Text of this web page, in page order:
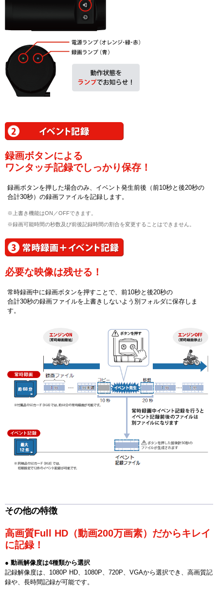
録画ボタンによる
ワンタッチ記録でしっかり保存！
録画ボタンを押した場合のみ、イベント発生前後（前10秒と後20秒の
合計30秒）の録画ファイルを記録します。
※上書き機能はON／OFFできます。
※録画可能時間の秒数及び前後記録時間の割合を変更することはできません。
必要な映像は残せる！
常時録画中に録画ボタンを押すことで、前10秒と後20秒の
合計30秒の録画ファイルを上書きしないよう別フォルダに保存しま
す。
その他の特徴
高画質Full HD（動画200万画素）だからキレイ
に記録！
● 動画解像度は4種類から選択
記録解像度は、1080P HD、1080P、720P、VGAから選択でき、高画質記
録や、長時間記録が可能です。